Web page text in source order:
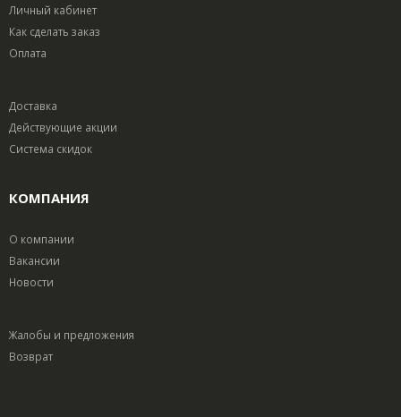
Личный кабинет
Как сделать заказ
Оплата
Доставка
Действующие акции
Система скидок
КОМПАНИЯ
О компании
Вакансии
Новости
Жалобы и предложения
Возврат